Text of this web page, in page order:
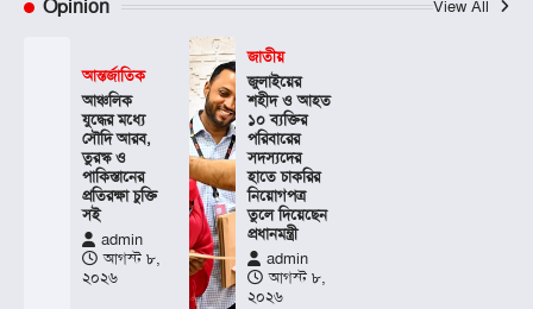
Opinion View All
আন্তর্জাতিক
আঞ্চলিক
যুদ্ধের মধ্যে
সৌদি আরব,
তুরস্ক ও
পাকিস্তানের
প্রতিরক্ষা চুক্তি
সই
admin
আগস্ট ৮,
২০২৬
জাতীয়
জুলাইয়ের
শহীদ ও আহত
১০ ব্যক্তির
পরিবারের
সদস্যদের
হাতে চাকরির
নিয়োগপত্র
তুলে দিয়েছেন
প্রধানমন্ত্রী
admin
আগস্ট ৮,
২০২৬